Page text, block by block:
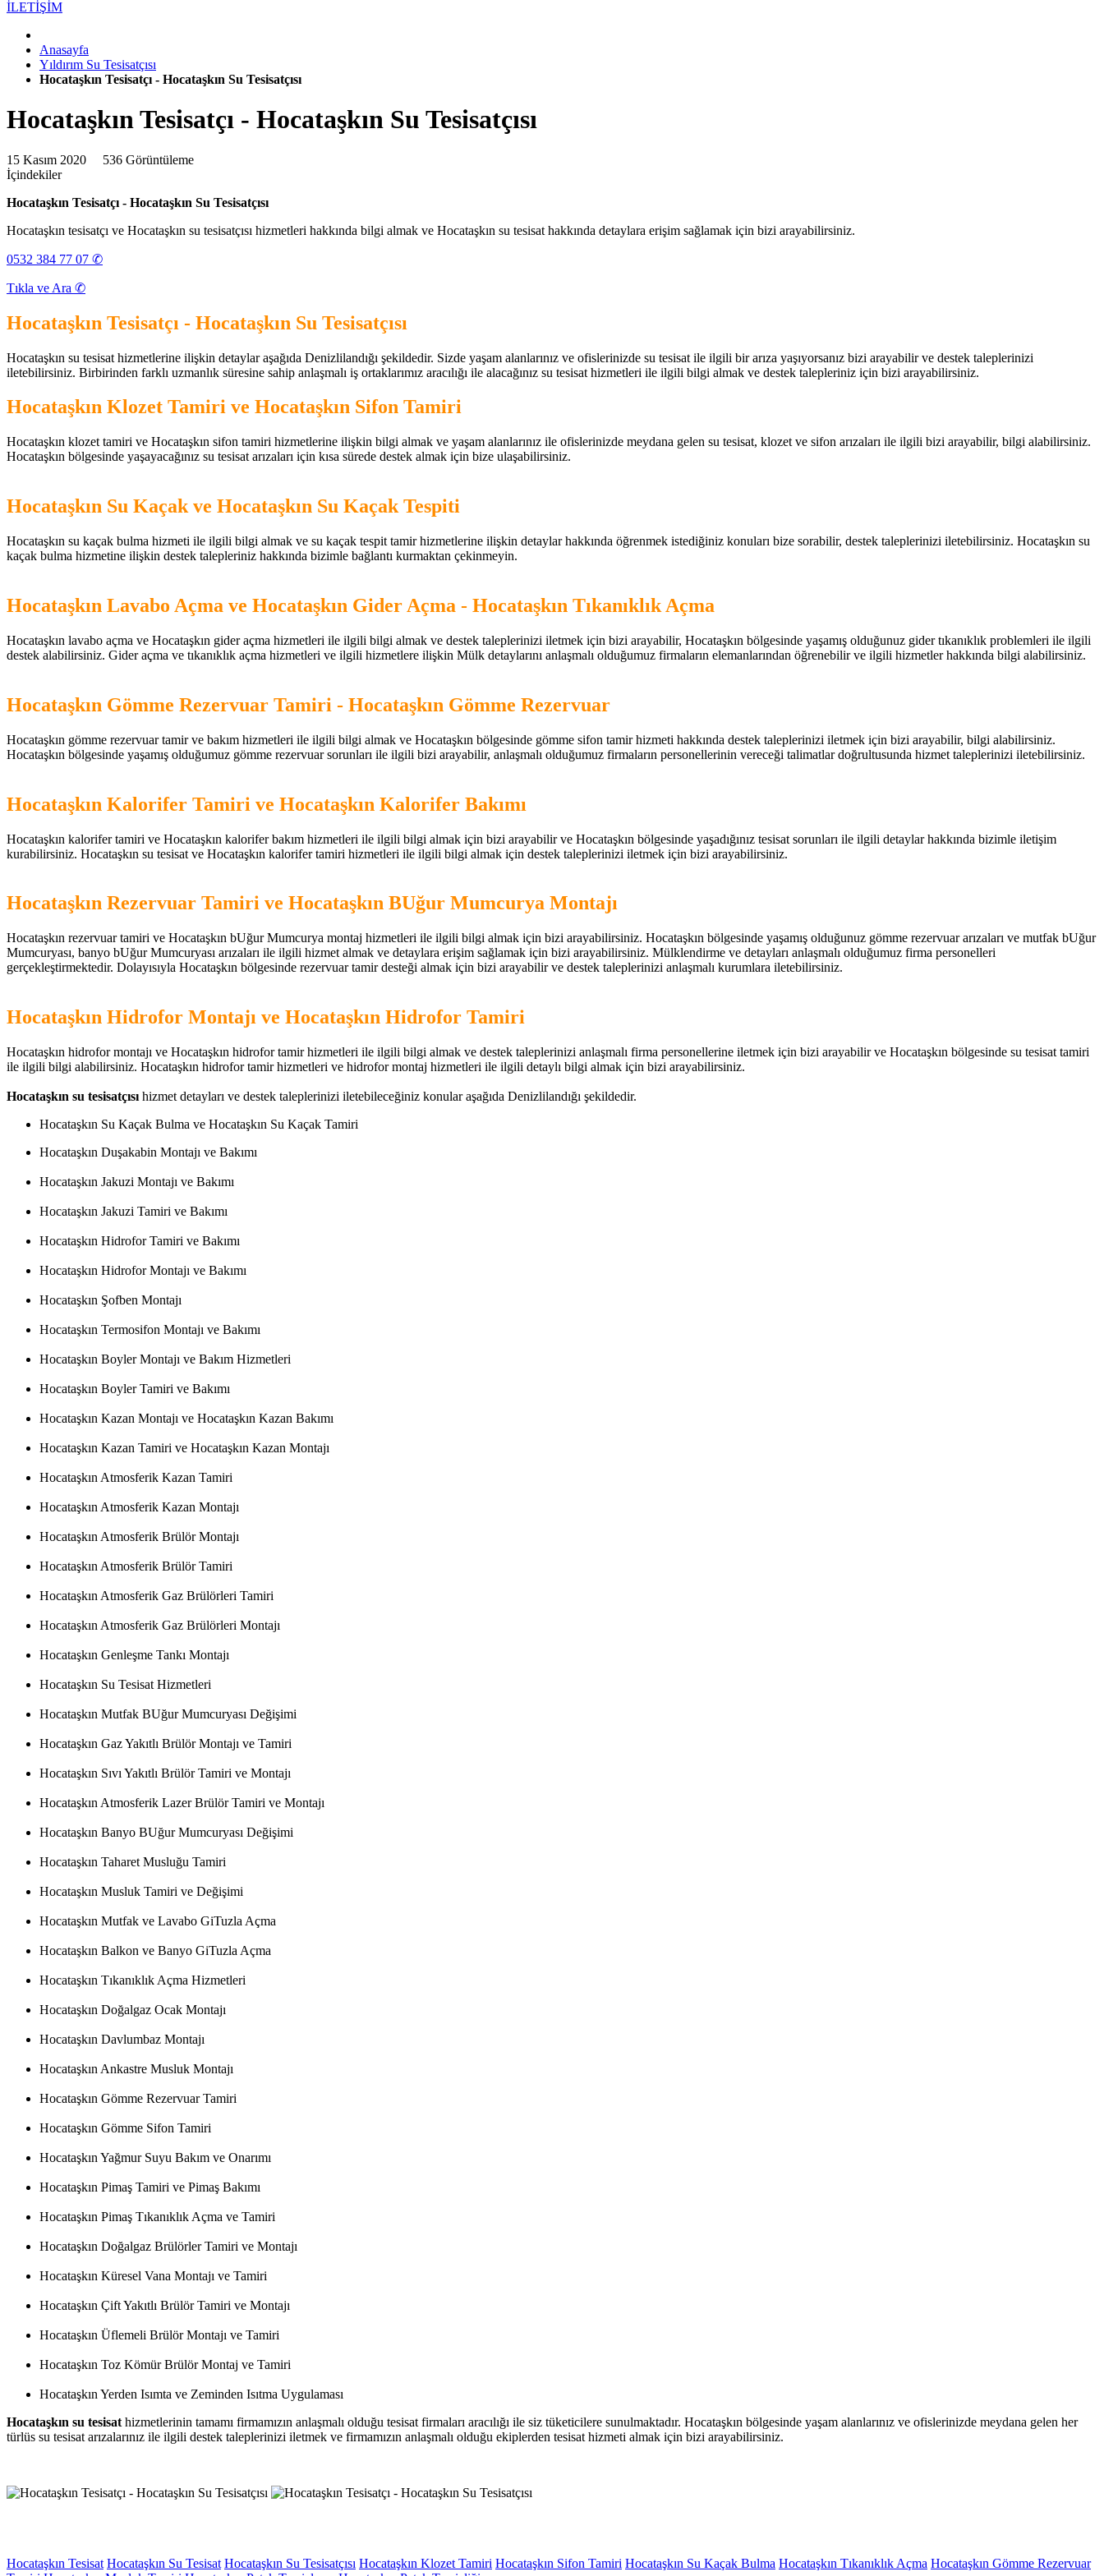
İLETİŞİM
Anasayfa
Yıldırım Su Tesisatçısı
Hocataşkın Tesisatçı - Hocataşkın Su Tesisatçısı
Hocataşkın Tesisatçı - Hocataşkın Su Tesisatçısı
15 Kasım 2020 536 Görüntüleme
İçindekiler
Hocataşkın Tesisatçı - Hocataşkın Su Tesisatçısı
Hocataşkın tesisatçı ve Hocataşkın su tesisatçısı hizmetleri hakkında bilgi almak ve Hocataşkın su tesisat hakkında detaylara erişim sağlamak için bizi arayabilirsiniz.
0532 384 77 07 ✆
Tıkla ve Ara ✆
Hocataşkın Tesisatçı - Hocataşkın Su Tesisatçısı
Hocataşkın su tesisat hizmetlerine ilişkin detaylar aşağıda Denizlilandığı şekildedir. Sizde yaşam alanlarınız ve ofislerinizde su tesisat ile ilgili bir arıza yaşıyorsanız bizi arayabilir ve destek taleplerinizi
iletebilirsiniz. Birbirinden farklı uzmanlık süresine sahip anlaşmalı iş ortaklarımız aracılığı ile alacağınız su tesisat hizmetleri ile ilgili bilgi almak ve destek talepleriniz için bizi arayabilirsiniz.
Hocataşkın Klozet Tamiri ve Hocataşkın Sifon Tamiri
Hocataşkın klozet tamiri ve Hocataşkın sifon tamiri hizmetlerine ilişkin bilgi almak ve yaşam alanlarınız ile ofislerinizde meydana gelen su tesisat, klozet ve sifon arızaları ile ilgili bizi arayabilir, bilgi alabilirsiniz.
Hocataşkın bölgesinde yaşayacağınız su tesisat arızaları için kısa sürede destek almak için bize ulaşabilirsiniz.
Hocataşkın Su Kaçak ve Hocataşkın Su Kaçak Tespiti
Hocataşkın su kaçak bulma hizmeti ile ilgili bilgi almak ve su kaçak tespit tamir hizmetlerine ilişkin detaylar hakkında öğrenmek istediğiniz konuları bize sorabilir, destek taleplerinizi iletebilirsiniz. Hocataşkın su
kaçak bulma hizmetine ilişkin destek talepleriniz hakkında bizimle bağlantı kurmaktan çekinmeyin.
Hocataşkın Lavabo Açma ve Hocataşkın Gider Açma - Hocataşkın Tıkanıklık Açma
Hocataşkın lavabo açma ve Hocataşkın gider açma hizmetleri ile ilgili bilgi almak ve destek taleplerinizi iletmek için bizi arayabilir, Hocataşkın bölgesinde yaşamış olduğunuz gider tıkanıklık problemleri ile ilgili
destek alabilirsiniz. Gider açma ve tıkanıklık açma hizmetleri ve ilgili hizmetlere ilişkin Mülk detaylarını anlaşmalı olduğumuz firmaların elemanlarından öğrenebilir ve ilgili hizmetler hakkında bilgi alabilirsiniz.
Hocataşkın Gömme Rezervuar Tamiri - Hocataşkın Gömme Rezervuar
Hocataşkın gömme rezervuar tamir ve bakım hizmetleri ile ilgili bilgi almak ve Hocataşkın bölgesinde gömme sifon tamir hizmeti hakkında destek taleplerinizi iletmek için bizi arayabilir, bilgi alabilirsiniz.
Hocataşkın bölgesinde yaşamış olduğumuz gömme rezervuar sorunları ile ilgili bizi arayabilir, anlaşmalı olduğumuz firmaların personellerinin vereceği talimatlar doğrultusunda hizmet taleplerinizi iletebilirsiniz.
Hocataşkın Kalorifer Tamiri ve Hocataşkın Kalorifer Bakımı
Hocataşkın kalorifer tamiri ve Hocataşkın kalorifer bakım hizmetleri ile ilgili bilgi almak için bizi arayabilir ve Hocataşkın bölgesinde yaşadığınız tesisat sorunları ile ilgili detaylar hakkında bizimle iletişim
kurabilirsiniz. Hocataşkın su tesisat ve Hocataşkın kalorifer tamiri hizmetleri ile ilgili bilgi almak için destek taleplerinizi iletmek için bizi arayabilirsiniz.
Hocataşkın Rezervuar Tamiri ve Hocataşkın BUğur Mumcurya Montajı
Hocataşkın rezervuar tamiri ve Hocataşkın bUğur Mumcurya montaj hizmetleri ile ilgili bilgi almak için bizi arayabilirsiniz. Hocataşkın bölgesinde yaşamış olduğunuz gömme rezervuar arızaları ve mutfak bUğur
Mumcuryası, banyo bUğur Mumcuryası arızaları ile ilgili hizmet almak ve detaylara erişim sağlamak için bizi arayabilirsiniz. Mülklendirme ve detayları anlaşmalı olduğumuz firma personelleri
gerçekleştirmektedir. Dolayısıyla Hocataşkın bölgesinde rezervuar tamir desteği almak için bizi arayabilir ve destek taleplerinizi anlaşmalı kurumlara iletebilirsiniz.
Hocataşkın Hidrofor Montajı ve Hocataşkın Hidrofor Tamiri
Hocataşkın hidrofor montajı ve Hocataşkın hidrofor tamir hizmetleri ile ilgili bilgi almak ve destek taleplerinizi anlaşmalı firma personellerine iletmek için bizi arayabilir ve Hocataşkın bölgesinde su tesisat tamiri
ile ilgili bilgi alabilirsiniz. Hocataşkın hidrofor tamir hizmetleri ve hidrofor montaj hizmetleri ile ilgili detaylı bilgi almak için bizi arayabilirsiniz.
Hocataşkın su tesisatçısı hizmet detayları ve destek taleplerinizi iletebileceğiniz konular aşağıda Denizlilandığı şekildedir.
Hocataşkın Su Kaçak Bulma ve Hocataşkın Su Kaçak Tamiri
Hocataşkın Duşakabin Montajı ve Bakımı
Hocataşkın Jakuzi Montajı ve Bakımı
Hocataşkın Jakuzi Tamiri ve Bakımı
Hocataşkın Hidrofor Tamiri ve Bakımı
Hocataşkın Hidrofor Montajı ve Bakımı
Hocataşkın Şofben Montajı
Hocataşkın Termosifon Montajı ve Bakımı
Hocataşkın Boyler Montajı ve Bakım Hizmetleri
Hocataşkın Boyler Tamiri ve Bakımı
Hocataşkın Kazan Montajı ve Hocataşkın Kazan Bakımı
Hocataşkın Kazan Tamiri ve Hocataşkın Kazan Montajı
Hocataşkın Atmosferik Kazan Tamiri
Hocataşkın Atmosferik Kazan Montajı
Hocataşkın Atmosferik Brülör Montajı
Hocataşkın Atmosferik Brülör Tamiri
Hocataşkın Atmosferik Gaz Brülörleri Tamiri
Hocataşkın Atmosferik Gaz Brülörleri Montajı
Hocataşkın Genleşme Tankı Montajı
Hocataşkın Su Tesisat Hizmetleri
Hocataşkın Mutfak BUğur Mumcuryası Değişimi
Hocataşkın Gaz Yakıtlı Brülör Montajı ve Tamiri
Hocataşkın Sıvı Yakıtlı Brülör Tamiri ve Montajı
Hocataşkın Atmosferik Lazer Brülör Tamiri ve Montajı
Hocataşkın Banyo BUğur Mumcuryası Değişimi
Hocataşkın Taharet Musluğu Tamiri
Hocataşkın Musluk Tamiri ve Değişimi
Hocataşkın Mutfak ve Lavabo GiTuzla Açma
Hocataşkın Balkon ve Banyo GiTuzla Açma
Hocataşkın Tıkanıklık Açma Hizmetleri
Hocataşkın Doğalgaz Ocak Montajı
Hocataşkın Davlumbaz Montajı
Hocataşkın Ankastre Musluk Montajı
Hocataşkın Gömme Rezervuar Tamiri
Hocataşkın Gömme Sifon Tamiri
Hocataşkın Yağmur Suyu Bakım ve Onarımı
Hocataşkın Pimaş Tamiri ve Pimaş Bakımı
Hocataşkın Pimaş Tıkanıklık Açma ve Tamiri
Hocataşkın Doğalgaz Brülörler Tamiri ve Montajı
Hocataşkın Küresel Vana Montajı ve Tamiri
Hocataşkın Çift Yakıtlı Brülör Tamiri ve Montajı
Hocataşkın Üflemeli Brülör Montajı ve Tamiri
Hocataşkın Toz Kömür Brülör Montaj ve Tamiri
Hocataşkın Yerden Isımta ve Zeminden Isıtma Uygulaması
Hocataşkın su tesisat hizmetlerinin tamamı firmamızın anlaşmalı olduğu tesisat firmaları aracılığı ile siz tüketicilere sunulmaktadır. Hocataşkın bölgesinde yaşam alanlarınız ve ofislerinizde meydana gelen her
türlüs su tesisat arızalarınız ile ilgili destek taleplerinizi iletmek ve firmamızın anlaşmalı olduğu ekiplerden tesisat hizmeti almak için bizi arayabilirsiniz.
Hocataşkın Tesisat Hocataşkın Su Tesisat Hocataşkın Su Tesisatçısı Hocataşkın Klozet Tamiri Hocataşkın Sifon Tamiri Hocataşkın Su Kaçak Bulma Hocataşkın Tıkanıklık Açma Hocataşkın Gömme Rezervuar